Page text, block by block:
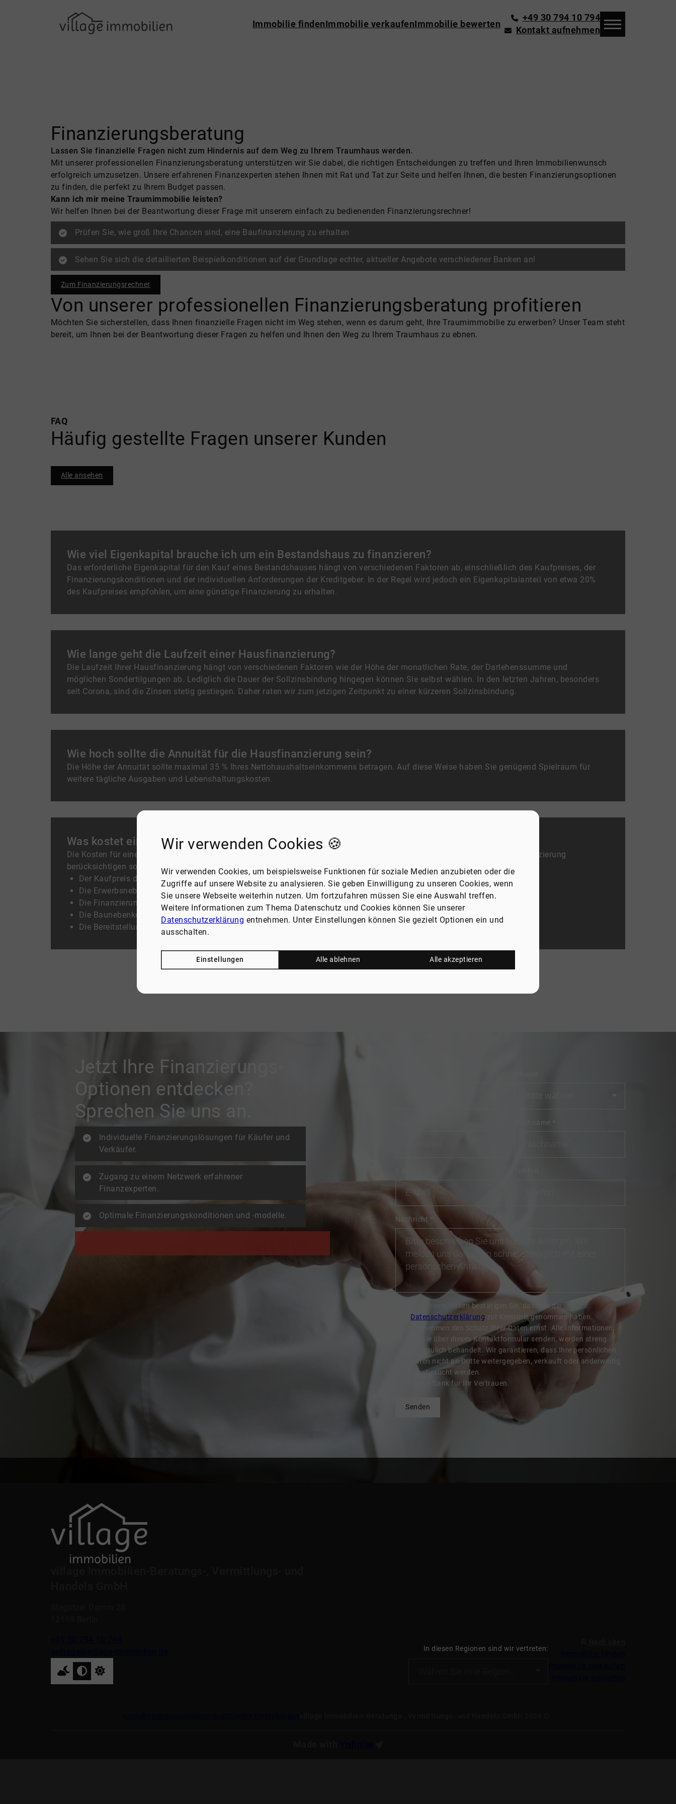
Immobilie findenImmobilie verkaufenImmobilie bewerten
+49 30 794 10 794
Kontakt aufnehmen
Finanzierungsberatung
Lassen Sie finanzielle Fragen nicht zum Hindernis auf dem Weg zu Ihrem Traumhaus werden.
Mit unserer professionellen Finanzierungsberatung unterstützen wir Sie dabei, die richtigen Entscheidungen zu treffen und Ihren Immobilienwunsch
erfolgreich umzusetzen. Unsere erfahrenen Finanzexperten stehen Ihnen mit Rat und Tat zur Seite und helfen Ihnen, die besten Finanzierungsoptionen
zu finden, die perfekt zu Ihrem Budget passen.
Kann ich mir meine Traumimmobilie leisten?
Wir helfen Ihnen bei der Beantwortung dieser Frage mit unserem einfach zu bedienenden Finanzierungsrechner!
Prüfen Sie, wie groß Ihre Chancen sind, eine Baufinanzierung zu erhalten
Sehen Sie sich die detaillierten Beispielkonditionen auf der Grundlage echter, aktueller Angebote verschiedener Banken an!
Zum Finanzierungsrechner
Von unserer professionellen Finanzierungsberatung profitieren
Möchten Sie sicherstellen, dass Ihnen finanzielle Fragen nicht im Weg stehen, wenn es darum geht, Ihre Traumimmobilie zu erwerben? Unser Team steht
bereit, um Ihnen bei der Beantwortung dieser Fragen zu helfen und Ihnen den Weg zu Ihrem Traumhaus zu ebnen.
FAQ
Häufig gestellte Fragen unserer Kunden
Alle ansehen
Wie viel Eigenkapital brauche ich um ein Bestandshaus zu finanzieren?
Das erforderliche Eigenkapital für den Kauf eines Bestandshauses hängt von verschiedenen Faktoren ab, einschließlich des Kaufpreises, der
Finanzierungskonditionen und der individuellen Anforderungen der Kreditgeber. In der Regel wird jedoch ein Eigenkapitalanteil von etwa 20%
des Kaufpreises empfohlen, um eine günstige Finanzierung zu erhalten.
Wie lange geht die Laufzeit einer Hausfinanzierung?
Die Laufzeit Ihrer Hausfinanzierung hängt von verschiedenen Faktoren wie der Höhe der monatlichen Rate, der Darlehenssumme und
möglichen Sondertilgungen ab. Lediglich die Dauer der Sollzinsbindung hingegen können Sie selbst wählen. In den letzten Jahren, besonders
seit Corona, sind die Zinsen stetig gestiegen. Daher raten wir zum jetzigen Zeitpunkt zu einer kürzeren Sollzinsbindung.
Wie hoch sollte die Annuität für die Hausfinanzierung sein?
Die Höhe der Annuität sollte maximal 35 % Ihres Nettohaushaltseinkommens betragen. Auf diese Weise haben Sie genügend Spielraum für
weitere tägliche Ausgaben und Lebenshaltungskosten.
Was kostet eine Hausfinanzierung?
Die Kosten für eine Hausfinanzierung setzen sich aus verschiedenen Faktoren zusammen, die Sie bei der Planung Ihrer Finanzierung
berücksichtigen sollten. Dazu gehören:
Der Kaufpreis der Immobilie
Die Erwerbsnebenkosten, wie Grunderwerbsteuer, Notar- und Grundbuchkosten
Die Finanzierungskosten, wie Zinsen und Gebühren für das Darlehen
Die Baunebenkosten, wie Baugenehmigung, Einrichtung der Baustelle und Bauleitung
Die Bereitstellungszinsen, die für nicht abgerufene Kreditsummen anfallen
Jetzt Ihre Finanzierungs-
Optionen entdecken?
Sprechen Sie uns an.
Individuelle Finanzierungslösungen für Käufer und
Verkäufer.
Zugang zu einem Netzwerk erfahrener
Finanzexperten.
Optimale Finanzierungskonditionen und -modelle.
Nachname
Nachricht *
Mit diesem Haken bestätigen Sie, dass Sie die
Datenschutzerklärung zur Kenntnis genommen haben.
Wir nehmen den Schutz Ihrer Daten ernst. Alle Informationen,
die Sie über dieses Kontaktformular senden, werden streng
vertraulich behandelt. Wir garantieren, dass Ihre persönlichen
Daten nicht an Dritte weitergegeben, verkauft oder anderweitig
missbraucht werden.
Vielen Dank für Ihr Vertrauen.
Senden
In diesen Regionen sind wir vertreten:
Wir verwenden Cookies 🍪
Wir verwenden Cookies, um beispielsweise Funktionen für soziale Medien anzubieten oder die
Zugriffe auf unsere Website zu analysieren. Sie geben Einwilligung zu unseren Cookies, wenn
Sie unsere Webseite weiterhin nutzen. Um fortzufahren müssen Sie eine Auswahl treffen.
Weitere Informationen zum Thema Datenschutz und Cookies können Sie unserer
Datenschutzerklärung entnehmen. Unter Einstellungen können Sie gezielt Optionen ein und
ausschalten.
Einstellungen Alle ablehnen Alle akzeptieren